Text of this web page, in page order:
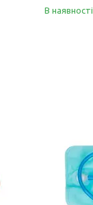
В наявності